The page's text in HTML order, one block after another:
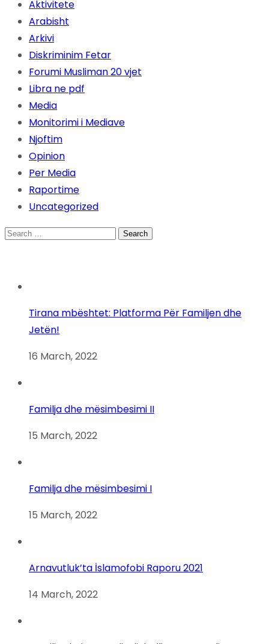
Aktivitete
Arabisht
Arkivi
Diskriminim Fetar
Forumi Musliman 20 vjet
Libra ne pdf
Media
Monitorimi i Mediave
Njoftim
Opinion
Per Media
Raportime
Uncategorized
Search
Tirana mbështet: Platforma Për Familjen dhe
Jetën!
16 March, 2022
Familja dhe mësimbesimi II
15 March, 2022
Familja dhe mësimbesimi I
15 March, 2022
Arnavutluk’ta İslamofobi Raporu 2021
14 March, 2022